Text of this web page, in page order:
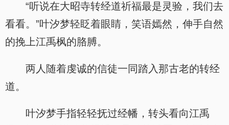
“听说在大昭寺转经道祈福最是灵验，我们去
看看。”叶汐梦轻眨着眼睛，笑语嫣然，伸手自然
的挽上江禹枫的胳膊。
两人随着虔诚的信徒一同踏入那古老的转经
道。
叶汐梦手指轻轻抚过经幡，转头看向江禹